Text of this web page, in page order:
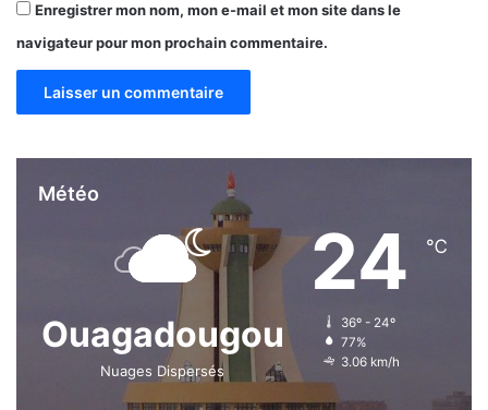
Enregistrer mon nom, mon e-mail et mon site dans le
navigateur pour mon prochain commentaire.
Météo
Ouagadougou
Nuages Dispersés
24 ℃
36º - 24º
77%
3.06 km/h